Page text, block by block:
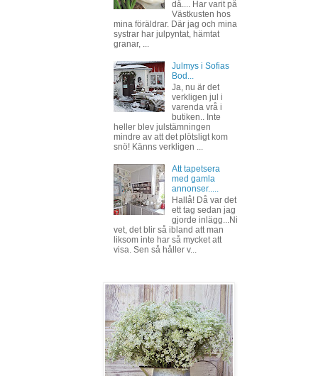
då.... Har varit på
Västkusten hos
mina föräldrar. Där jag och mina
systrar har julpyntat, hämtat
granar, ...
Julmys i Sofias
Bod...
Ja, nu är det
verkligen jul i
varenda vrå i
butiken.. Inte
heller blev julstämningen
mindre av att det plötsligt kom
snö! Känns verkligen ...
Att tapetsera
med gamla
annonser.....
Hallå! Då var det
ett tag sedan jag
gjorde inlägg...Ni
vet, det blir så ibland att man
liksom inte har så mycket att
visa. Sen så håller v...